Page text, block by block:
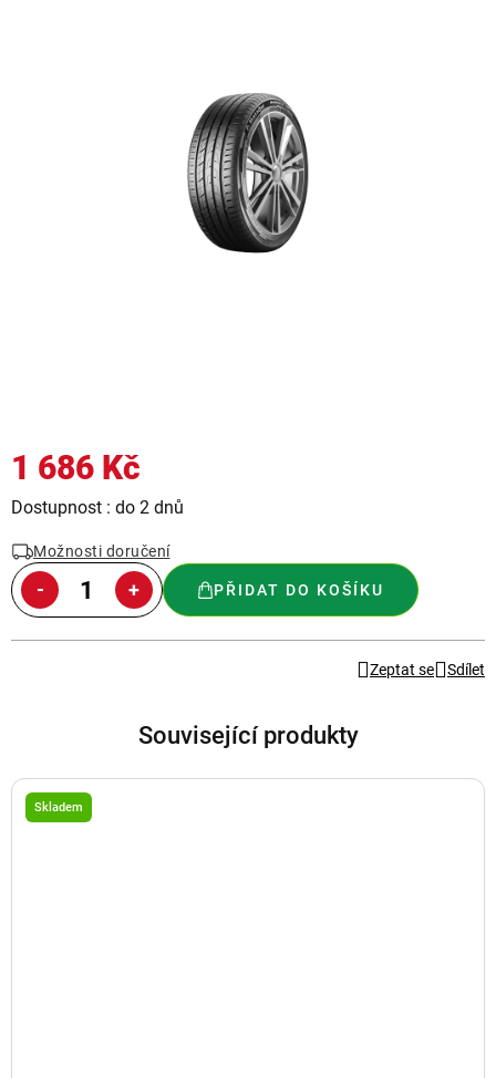
1 686 Kč
Měrná
Dostupnost : do 2 dnů
Možnosti doručení
PŘIDAT DO KOŠÍKU
Zeptat se Sdílet
Související produkty
Skladem